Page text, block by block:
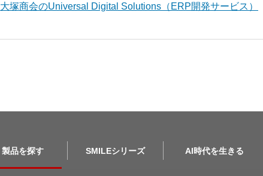
大塚商会のUniversal Digital Solutions（ERP開発サービス）
製品を探す SMILEシリーズ AI時代を生きる